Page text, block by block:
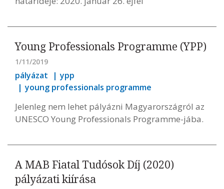
Young Professionals Programme (YPP)
1/11/2019
pályázat
ypp
young professionals programme
Jelenleg nem lehet pályázni Magyarországról az
UNESCO Young Professionals Programme-jába.
A MAB Fiatal Tudósok Díj (2020)
pályázati kiírása